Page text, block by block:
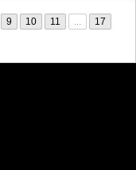
9 10 11 ...
17